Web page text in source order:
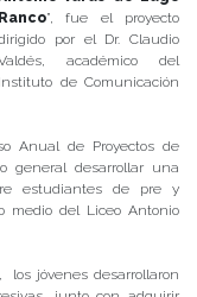
Ranco”, fue el proyecto
por el Dr. Claudio
académico del
Instituto de Comunicación
Anual de Proyectos de
general desarrollar una
estudiantes de pre y
medio del Liceo Antonio
jóvenes desarrollaron